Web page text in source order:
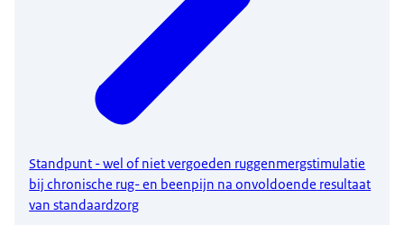
Standpunt - wel of niet vergoeden ruggenmergstimulatie
bij chronische rug- en beenpijn na onvoldoende resultaat
van standaardzorg